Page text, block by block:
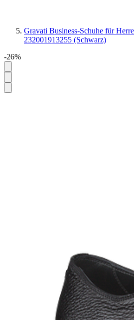
Gravati Business-Schuhe für
232001913255 (Schwarz)
-26%